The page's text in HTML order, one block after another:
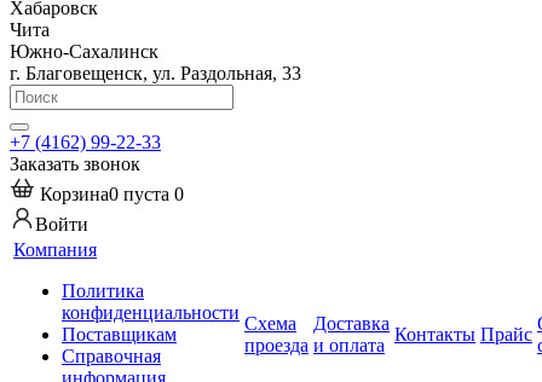
Хабаровск
Чита
Южно-Сахалинск
г. Благовещенск, ул. Раздольная, 33
+7 (4162) 99-22-33
Заказать звонок
Корзина0 пуста 0
Войти
Компания
Политика
конфиденциальности
Поставщикам
Справочная
информация
Схема
проезда
Доставка
и оплата
Контакты Прайс